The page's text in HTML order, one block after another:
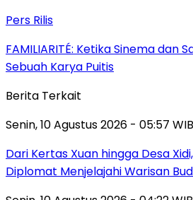
Pers Rilis
FAMILIARITÉ: Ketika Sinema dan
Sebuah Karya Puitis
Berita Terkait
Senin, 10 Agustus 2026 - 05:57 WIB
Dari Kertas Xuan hingga Desa
Diplomat Menjelajahi Warisan